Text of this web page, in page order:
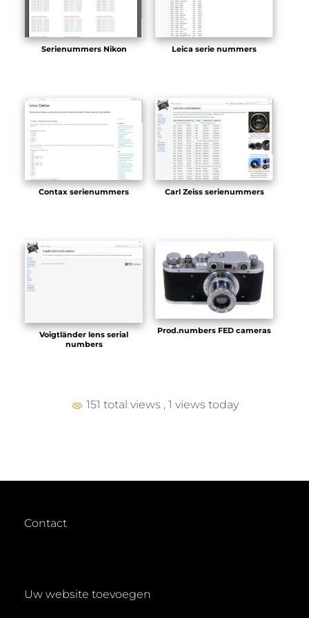
Serienummers Nikon Leica serie nummers
Contax serienummers Carl Zeiss serienummers
Voigtländer lens serial
numbers
Prod.numbers FED cameras
151 total views , 1 views today
Contact
Uw website toevoegen